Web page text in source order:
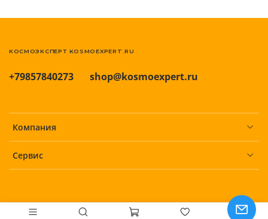
Компания
Сервис
+79857840273 shop@kosmoexpert.ru
КОСМОЭКСПЕРТ KOSMOEXPERT.RU